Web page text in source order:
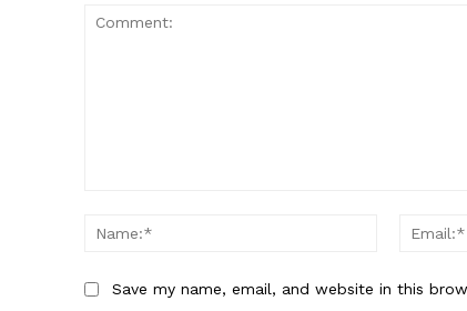
Name:*
Save my name, email, and website in this